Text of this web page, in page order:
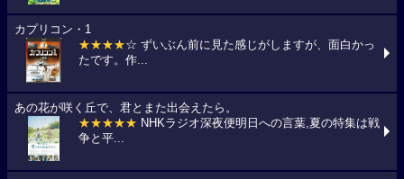
カプリコン・1
★★★★☆ ずいぶん前に見た感じがしますが、面白かっ
たです。作...
あの花が咲く丘で、君とまた出会えたら。
★★★★★ NHKラジオ深夜便明日への言葉,夏の特集は戦
争と平...